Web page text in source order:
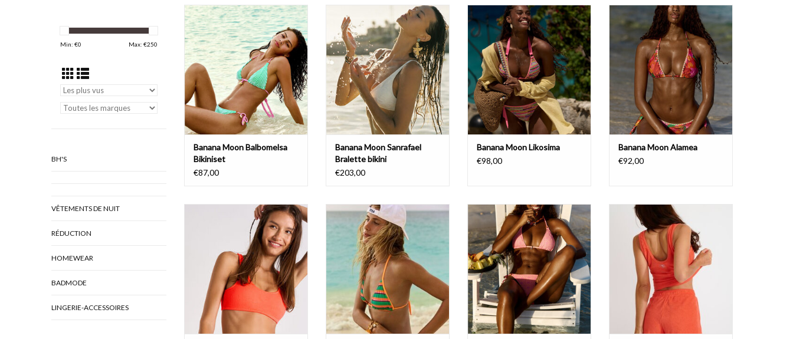
Min: €0 Max: €250
BH'S
VÊTEMENTS DE NUIT
RÉDUCTION
HOMEWEAR
BADMODE
LINGERIE-ACCESSOIRES
Banana Moon Balbomelsa Bikiniset
AJOUTER AU PANIER
Banana Moon Balbomelsa
Bikiniset
€87,00
Banana Moon Sanrafael Bralette
bikini
AJOUTER AU PANIER
Banana Moon Sanrafael
Bralette bikini
€203,00
Banana Moon Likosima
Banana Moon Likosima
€98,00
Banana Moon Alamea
AJOUTER AU PANIER
Banana Moon Alamea
€92,00
Banana Moon Popcorn bikiniset Banana Moon Hyperstrip
AJOUTER AU PANIER
Banana Moon Yeromassa Banana Moon Seasponge
AJOUTER AU PANIER